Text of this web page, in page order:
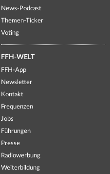
News-Podcast
Themen-Ticker
Voting
FFH-WELT
FFH-App
Newsletter
Kontakt
Frequenzen
Jobs
Führungen
Presse
Radiowerbung
Weiterbildung